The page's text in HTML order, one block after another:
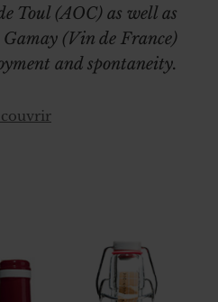
Toul (AOC) as well as
(Vin de France)
and spontaneity.